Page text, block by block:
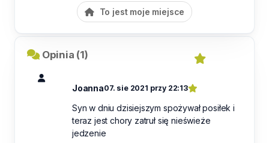
To jest moje miejsce
Opinia (1)
Joanna07. sie 2021 przy 22:13
Syn w dniu dzisiejszym spożywał posiłek i
teraz jest chory zatruł się nieświeże
jedzenie